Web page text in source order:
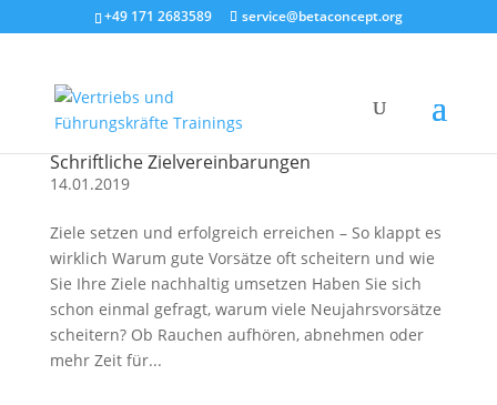
+49 171 2683589 service@betaconcept.org
Schriftliche Zielvereinbarungen
14.01.2019
Ziele setzen und erfolgreich erreichen – So klappt es
wirklich Warum gute Vorsätze oft scheitern und wie
Sie Ihre Ziele nachhaltig umsetzen Haben Sie sich
schon einmal gefragt, warum viele Neujahrsvorsätze
scheitern? Ob Rauchen aufhören, abnehmen oder
mehr Zeit für...